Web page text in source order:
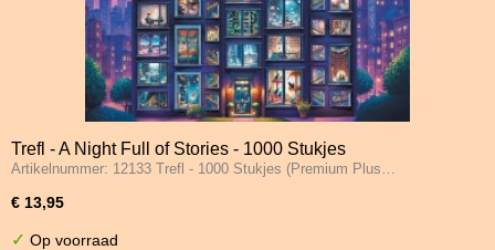
Trefl - A Night Full of Stories - 1000 Stukjes
Artikelnummer: 12133 Trefl - 1000 Stukjes (Premium Plus…
€ 13,95
✓ Op voorraad